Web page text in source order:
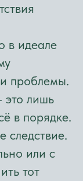
в идеале
проблемы.
это лишь
в порядке.
следствие.
или с
тот